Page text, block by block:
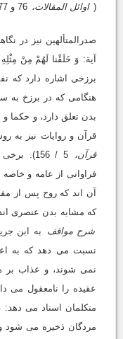
( اوائل المقالات،
صدرالمتألهین نیز در
آیة: وَ خَلَقْنا لَهُمْ مِنْ
برزخى اشاره دارد که
هنگامى که در برزخ به
بدن تعلق دارد، و حکما
قرآن و روایات نیز به
قرآن،
5 / 156).
فراوانى از عامه و
آن اند که روح پس از
که مشابه بدن عنصرى
شرح مواقف
به ابن
نسبت مى دهد که به
نمى شوند، و عذاب بر
عقیده را نامعقول مى
متکلمان اسناد مى
مردگان ذخیره مى شود